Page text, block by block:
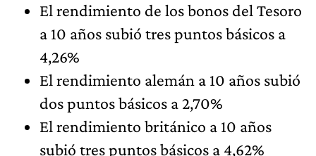
El rendimiento de los bonos del Tesoro
a 10 años subió tres puntos básicos a
4,26%
El rendimiento alemán a 10 años subió
dos puntos básicos a 2,70%
El rendimiento británico a 10 años
subió tres puntos básicos a 4,62%